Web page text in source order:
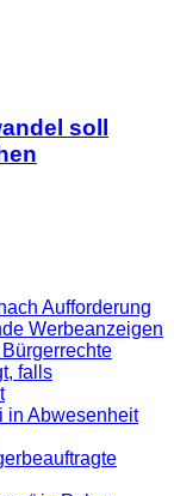
soll
Aufforderung
Werbeanzeigen
falls
in Abwesenheit